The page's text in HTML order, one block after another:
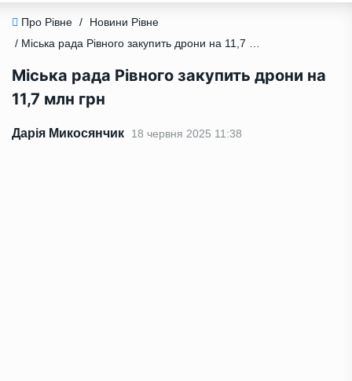
Про Рівне /
Новини Рівне
/ Міська рада Рівного закупить дрони на 11,7 млн грн
Міська рада Рівного закупить дрони на
11,7 млн грн
Дарія Микосянчик 18 червня 2025 11:38